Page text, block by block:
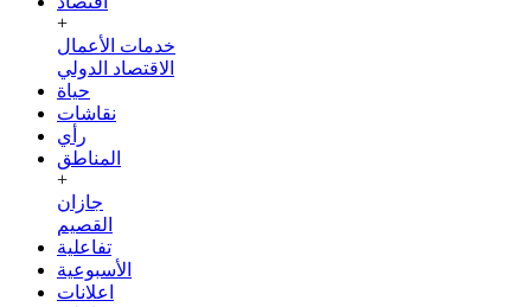
+
خدمات الأعمال
الاقتصاد الدولي
حياة
نقاشات
رأي
المناطق
+
جازان
القصيم
تفاعلية
الأسبوعية
اعلانات